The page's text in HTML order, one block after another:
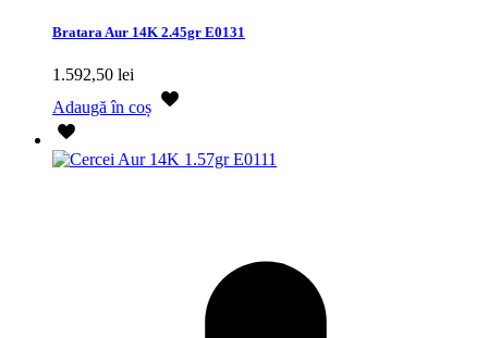
Bratara Aur 14K 2.45gr E0131
1.592,50 lei
Adaugă în coș